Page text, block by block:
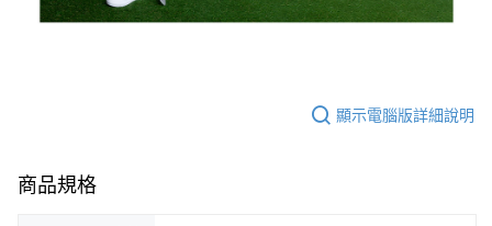
顯示電腦版詳細說明
商品規格